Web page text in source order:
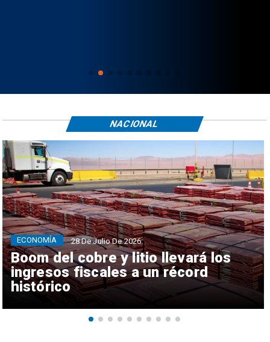
Boom del cobre y litio llevará los
ingresos fiscales a un récord
histórico
ECONOMÍA 28 De Julio De 2026
NACIONAL